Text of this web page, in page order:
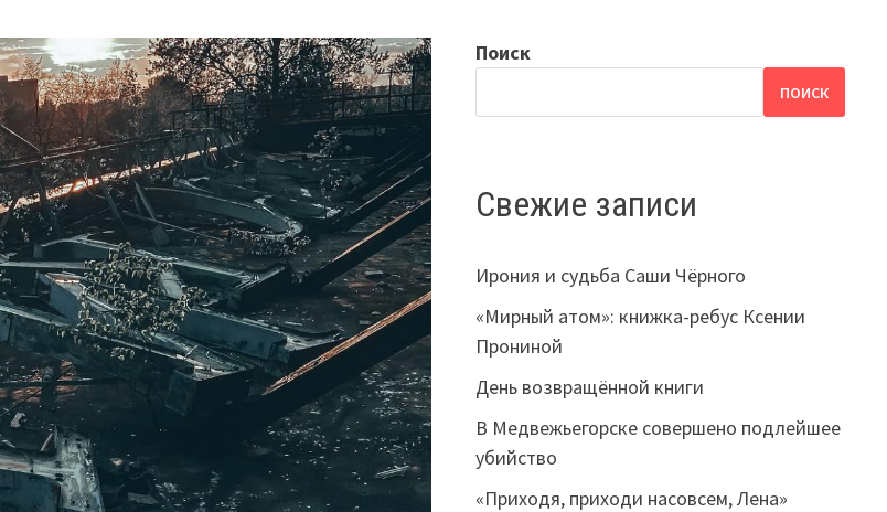
Поиск
ПОИСК
Свежие записи
Ирония и судьба Саши Чёрного
«Мирный атом»: книжка-ребус Ксении
Прониной
День возвращённой книги
В Медвежьегорске совершено подлейшее
убийство
«Приходя, приходи насовсем, Лена»